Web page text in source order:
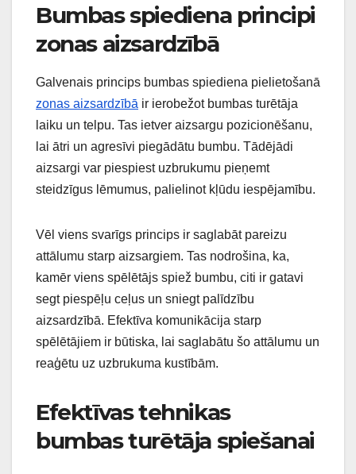
Bumbas spiediena principi
zonas aizsardzībā
Galvenais princips bumbas spiediena pielietošanā
zonas aizsardzībā ir ierobežot bumbas turētāja
laiku un telpu. Tas ietver aizsargu pozicionēšanu,
lai ātri un agresīvi piegādātu bumbu. Tādējādi
aizsargi var piespiest uzbrukumu pieņemt
steidzīgus lēmumus, palielinot kļūdu iespējamību.
Vēl viens svarīgs princips ir saglabāt pareizu
attālumu starp aizsargiem. Tas nodrošina, ka,
kamēr viens spēlētājs spiež bumbu, citi ir gatavi
segt piespēļu ceļus un sniegt palīdzību
aizsardzībā. Efektīva komunikācija starp
spēlētājiem ir būtiska, lai saglabātu šo attālumu un
reaģētu uz uzbrukuma kustībām.
Efektīvas tehnikas
bumbas turētāja spiešanai